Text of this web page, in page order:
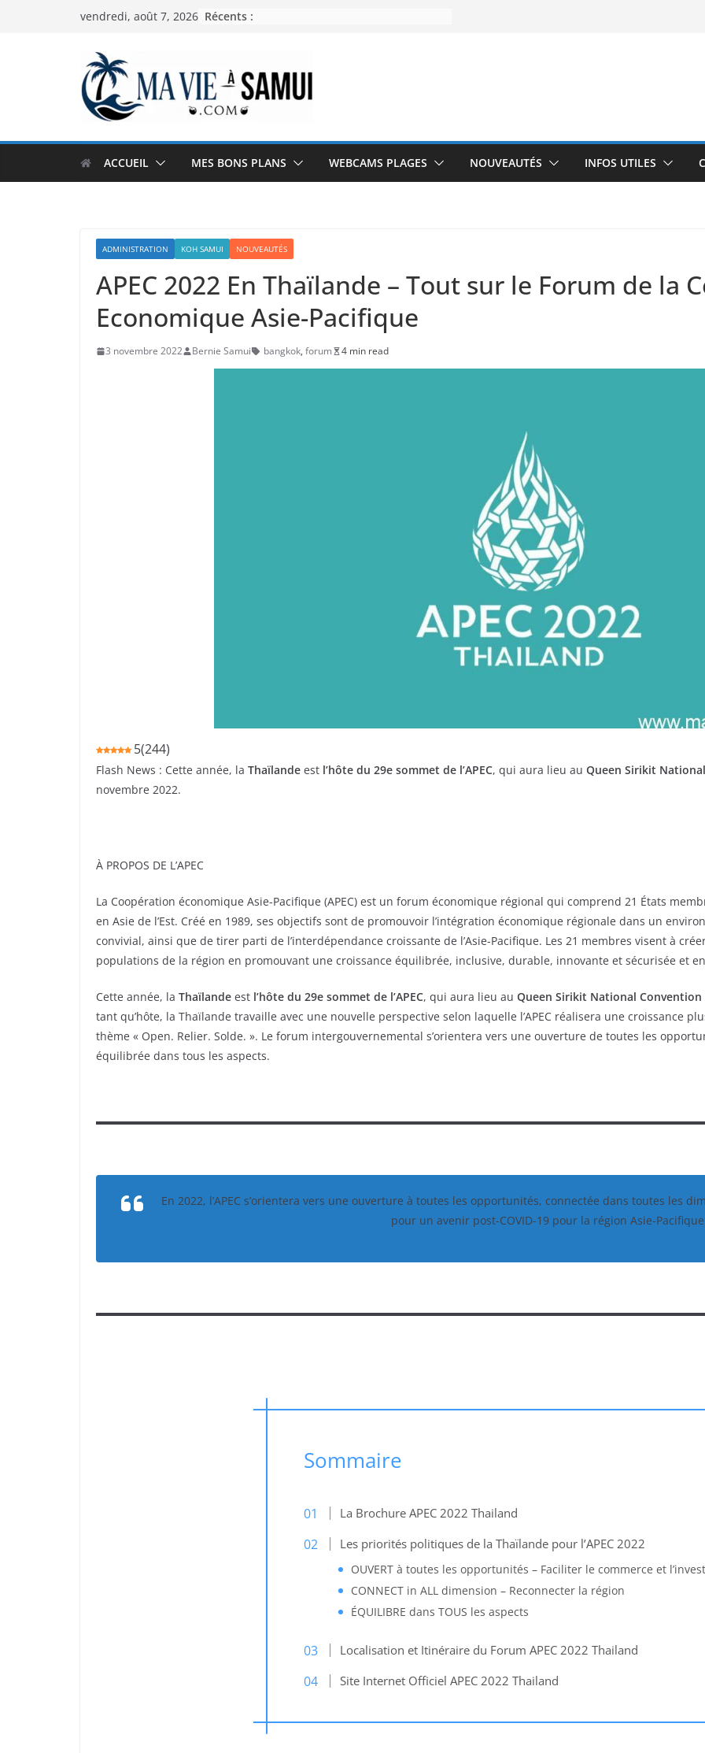
vendredi, août 7, 2026 Récents :
ACCUEIL MES BONS PLANS WEBCAMS PLAGES NOUVEAUTÉS INFOS UTILES
ADMINISTRATION KOH SAMUI NOUVEAUTÉS
APEC 2022 En Thaïlande – Tout sur le Forum de la
Economique Asie-Pacifique
3 novembre 2022 Bernie Samui bangkok, forum 4 min read
5(244)
Flash News : Cette année, la Thaïlande est l’hôte du 29e sommet de l’APEC, qui aura lieu au Queen Sirikit
novembre 2022.
À PROPOS DE L’APEC
La Coopération économique Asie-Pacifique (APEC) est un forum économique régional qui comprend 21 États
en Asie de l’Est. Créé en 1989, ses objectifs sont de promouvoir l’intégration économique régionale dans un
convivial, ainsi que de tirer parti de l’interdépendance croissante de l’Asie-Pacifique. Les 21 membres visent à
populations de la région en promouvant une croissance équilibrée, inclusive, durable, innovante et sécurisée et
Cette année, la Thaïlande est l’hôte du 29e sommet de l’APEC, qui aura lieu au Queen Sirikit National Convention
tant qu’hôte, la Thaïlande travaille avec une nouvelle perspective selon laquelle l’APEC réalisera une croissance
thème « Open. Relier. Solde. ». Le forum intergouvernemental s’orientera vers une ouverture de toutes les
équilibrée dans tous les aspects.
En 2022, l’APEC s’orientera vers une ouverture à toutes les opportunités, connectée dans toutes les
pour un avenir post-COVID-19 pour la région Asie-
Sommaire
La Brochure APEC 2022 Thailand
Les priorités politiques de la Thaïlande pour l’APEC 2022
OUVERT à toutes les opportunités – Faciliter le commerce et
CONNECT in ALL dimension – Reconnecter la région
ÉQUILIBRE dans TOUS les aspects
Localisation et Itinéraire du Forum APEC 2022 Thailand
Site Internet Officiel APEC 2022 Thailand